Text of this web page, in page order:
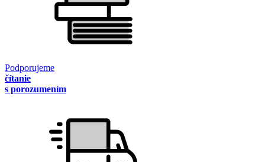
Podporujeme
čítanie
s porozumením